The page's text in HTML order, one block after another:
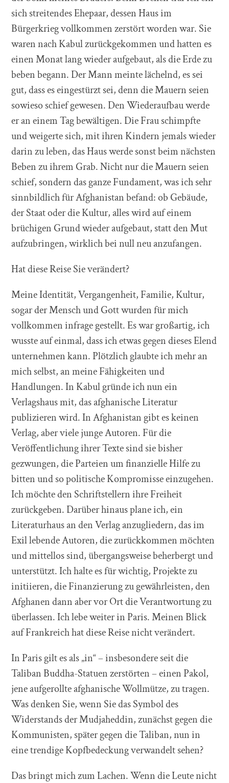
sich streitendes Ehepaar, dessen Haus im
Bürgerkrieg vollkommen zerstört worden war. Sie
waren nach Kabul zurückgekommen und hatten es
einen Monat lang wieder aufgebaut, als die Erde zu
beben begann. Der Mann meinte lächelnd, es sei
gut, dass es eingestürzt sei, denn die Mauern seien
sowieso schief gewesen. Den Wiederaufbau werde
er an einem Tag bewältigen. Die Frau schimpfte
und weigerte sich, mit ihren Kindern jemals wieder
darin zu leben, das Haus werde sonst beim nächsten
Beben zu ihrem Grab. Nicht nur die Mauern seien
schief, sondern das ganze Fundament, was ich sehr
sinnbildlich für Afghanistan befand: ob Gebäude,
der Staat oder die Kultur, alles wird auf einem
brüchigen Grund wieder aufgebaut, statt den Mut
aufzubringen, wirklich bei null neu anzufangen.
Hat diese Reise Sie verändert?
Meine Identität, Vergangenheit, Familie, Kultur,
sogar der Mensch und Gott wurden für mich
vollkommen infrage gestellt. Es war großartig, ich
wusste auf einmal, dass ich etwas gegen dieses Elend
unternehmen kann. Plötzlich glaubte ich mehr an
mich selbst, an meine Fähigkeiten und
Handlungen. In Kabul gründe ich nun ein
Verlagshaus mit, das afghanische Literatur
publizieren wird. In Afghanistan gibt es keinen
Verlag, aber viele junge Autoren. Für die
Veröffentlichung ihrer Texte sind sie bisher
gezwungen, die Parteien um finanzielle Hilfe zu
bitten und so politische Kompromisse einzugehen.
Ich möchte den Schriftstellern ihre Freiheit
zurückgeben. Darüber hinaus plane ich, ein
Literaturhaus an den Verlag anzugliedern, das im
Exil lebende Autoren, die zurückkommen möchten
und mittellos sind, übergangsweise beherbergt und
unterstützt. Ich halte es für wichtig, Projekte zu
initiieren, die Finanzierung zu gewährleisten, den
Afghanen dann aber vor Ort die Verantwortung zu
überlassen. Ich lebe weiter in Paris. Meinen Blick
auf Frankreich hat diese Reise nicht verändert.
In Paris gilt es als „in“ – insbesondere seit die
Taliban Buddha-Statuen zerstörten – einen Pakol,
jene aufgerollte afghanische Wollmütze, zu tragen.
Was denken Sie, wenn Sie das Symbol des
Widerstands der Mudjaheddin, zunächst gegen die
Kommunisten, später gegen die Taliban, nun in
eine trendige Kopfbedeckung verwandelt sehen?
Das bringt mich zum Lachen. Wenn die Leute nicht